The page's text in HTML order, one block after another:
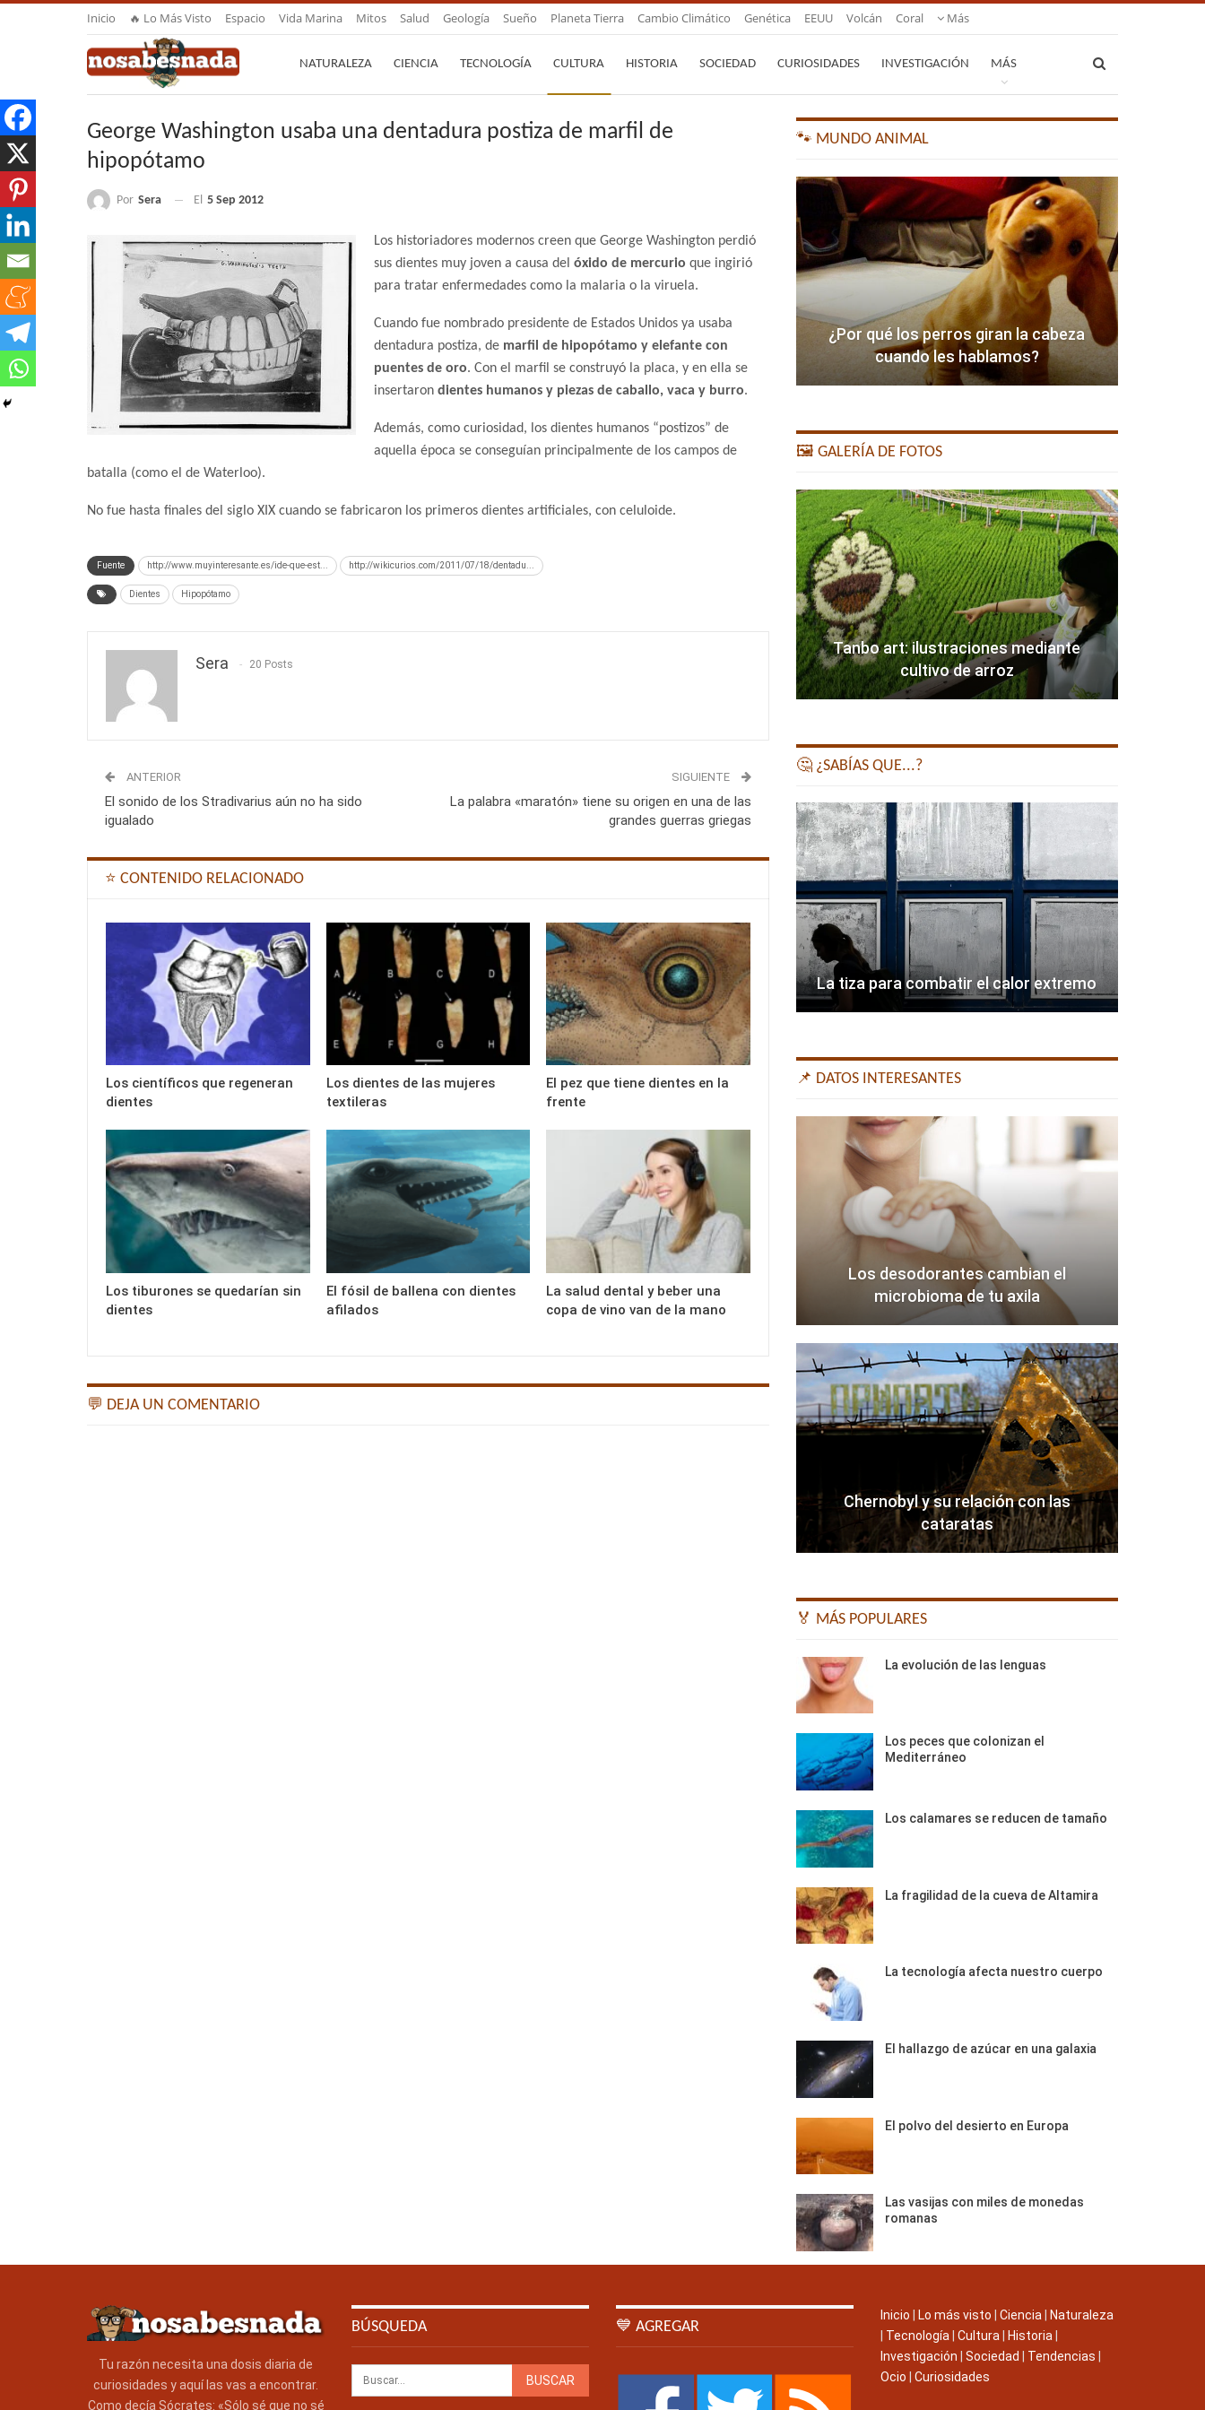
Inicio 🔥 Lo Más Visto Espacio Vida Marina Mitos Salud Geología Sueño Planeta Tierra Cambio Climático Genética EEUU Volcán Coral Más
NATURALEZA CIENCIA TECNOLOGÍA CULTURA HISTORIA SOCIEDAD CURIOSIDADES INVESTIGACIÓN MÁS
George Washington usaba una dentadura postiza de marfil de
hipopótamo
Por Sera El 5 Sep 2012
Los historiadores modernos creen que George Washington perdió
sus dientes muy joven a causa del óxido de mercurio que ingirió
para tratar enfermedades como la malaria o la viruela.
Cuando fue nombrado presidente de Estados Unidos ya usaba
dentadura postiza, de marfil de hipopótamo y elefante con
puentes de oro. Con el marfil se construyó la placa, y en ella se
insertaron dientes humanos y piezas de caballo, vaca y burro.
Además, como curiosidad, los dientes humanos “postizos” de
aquella época se conseguían principalmente de los campos de
batalla (como el de Waterloo).
No fue hasta finales del siglo XIX cuando se fabricaron los primeros dientes artificiales, con celuloide.
Fuente http://www.muyinteresante.es/ide-que-est... http://wikicurios.com/2011/07/18/dentadu...
Dientes Hipopótamo
Sera 20 Posts
ANTERIOR
El sonido de los Stradivarius aún no ha sido
igualado
SIGUIENTE
La palabra «maratón» tiene su origen en una de las
grandes guerras griegas
⭐ CONTENIDO RELACIONADO
Los científicos que regeneran
dientes
Los dientes de las mujeres
textileras
El pez que tiene dientes en la
frente
Los tiburones se quedarían sin
dientes
El fósil de ballena con dientes
afilados
La salud dental y beber una
copa de vino van de la mano
💬 DEJA UN COMENTARIO
🐾 MUNDO ANIMAL
¿Por qué los perros giran la cabeza
cuando les hablamos?
🖼️ GALERÍA DE FOTOS
Tanbo art: ilustraciones mediante
cultivo de arroz
🤔 ¿SABÍAS QUE...?
La tiza para combatir el calor extremo
📌 DATOS INTERESANTES
Los desodorantes cambian el
microbioma de tu axila
Chernobyl y su relación con las
cataratas
🏅 MÁS POPULARES
La evolución de las lenguas
Los peces que colonizan el
Mediterráneo
Los calamares se reducen de tamaño
La fragilidad de la cueva de Altamira
La tecnología afecta nuestro cuerpo
El hallazgo de azúcar en una galaxia
El polvo del desierto en Europa
Las vasijas con miles de monedas
romanas
Tu razón necesita una dosis diaria de
curiosidades y aquí las vas a encontrar.
Como decía Sócrates: «Sólo sé que no sé
BÚSQUEDA 💙 AGREGAR
Inicio Lo más visto Ciencia
Naturaleza
Tecnología Cultura Historia
Investigación
Sociedad Tendencias
Ocio
Curiosidades